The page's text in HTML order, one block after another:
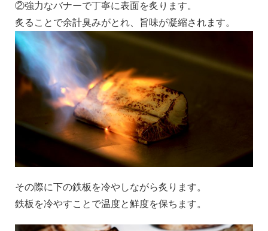
②強力なバナーで丁寧に表面を炙ります。
炙ることで余計臭みがとれ、旨味が凝縮されます。
その際に下の鉄板を冷やしながら炙ります。
鉄板を冷やすことで温度と鮮度を保ちます。